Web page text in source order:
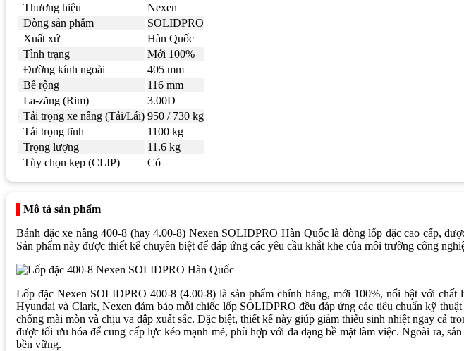
Thương hiệu
Nexen
Dòng sản phẩm
SOLIDPRO
Xuất xứ
Hàn Quốc
Tình trạng
Mới 100%
Đường kính ngoài
405 mm
Bề rộng
116 mm
La-zăng (Rim)
3.00D
Tải trọng xe nâng (Tải/Lái) 950 / 730 kg
Tải trọng tĩnh
1100 kg
Trọng lượng
11.6 kg
Tùy chọn kẹp (CLIP)
Có
Mô tả sản phẩm
Bánh đặc xe nâng 400-8 (hay 4.00-8) Nexen SOLIDPRO Hàn Quốc là dòng lốp đặc cao cấp,
Sản phẩm này được thiết kế chuyên biệt để đáp ứng các yêu cầu khắt khe của môi trường công
Lốp đặc Nexen SOLIDPRO 400-8 (4.00-8) là sản phẩm chính hãng, mới 100%, nổi bật với
Hyundai và Clark, Nexen đảm bảo mỗi chiếc lốp SOLIDPRO đều đáp ứng các tiêu chuẩn kỹ
chống mài mòn và chịu va đập xuất sắc. Đặc biệt, thiết kế này giúp giảm thiểu sinh nhiệt ngay cả
được tối ưu hóa để cung cấp lực kéo mạnh mẽ, phù hợp với đa dạng bề mặt làm việc. Ngoài ra,
bền vững.